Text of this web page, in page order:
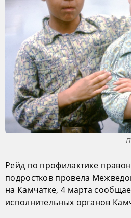
Рейд по профилактике
подростков провела
на Камчатке, 4 марта
исполнительных органов